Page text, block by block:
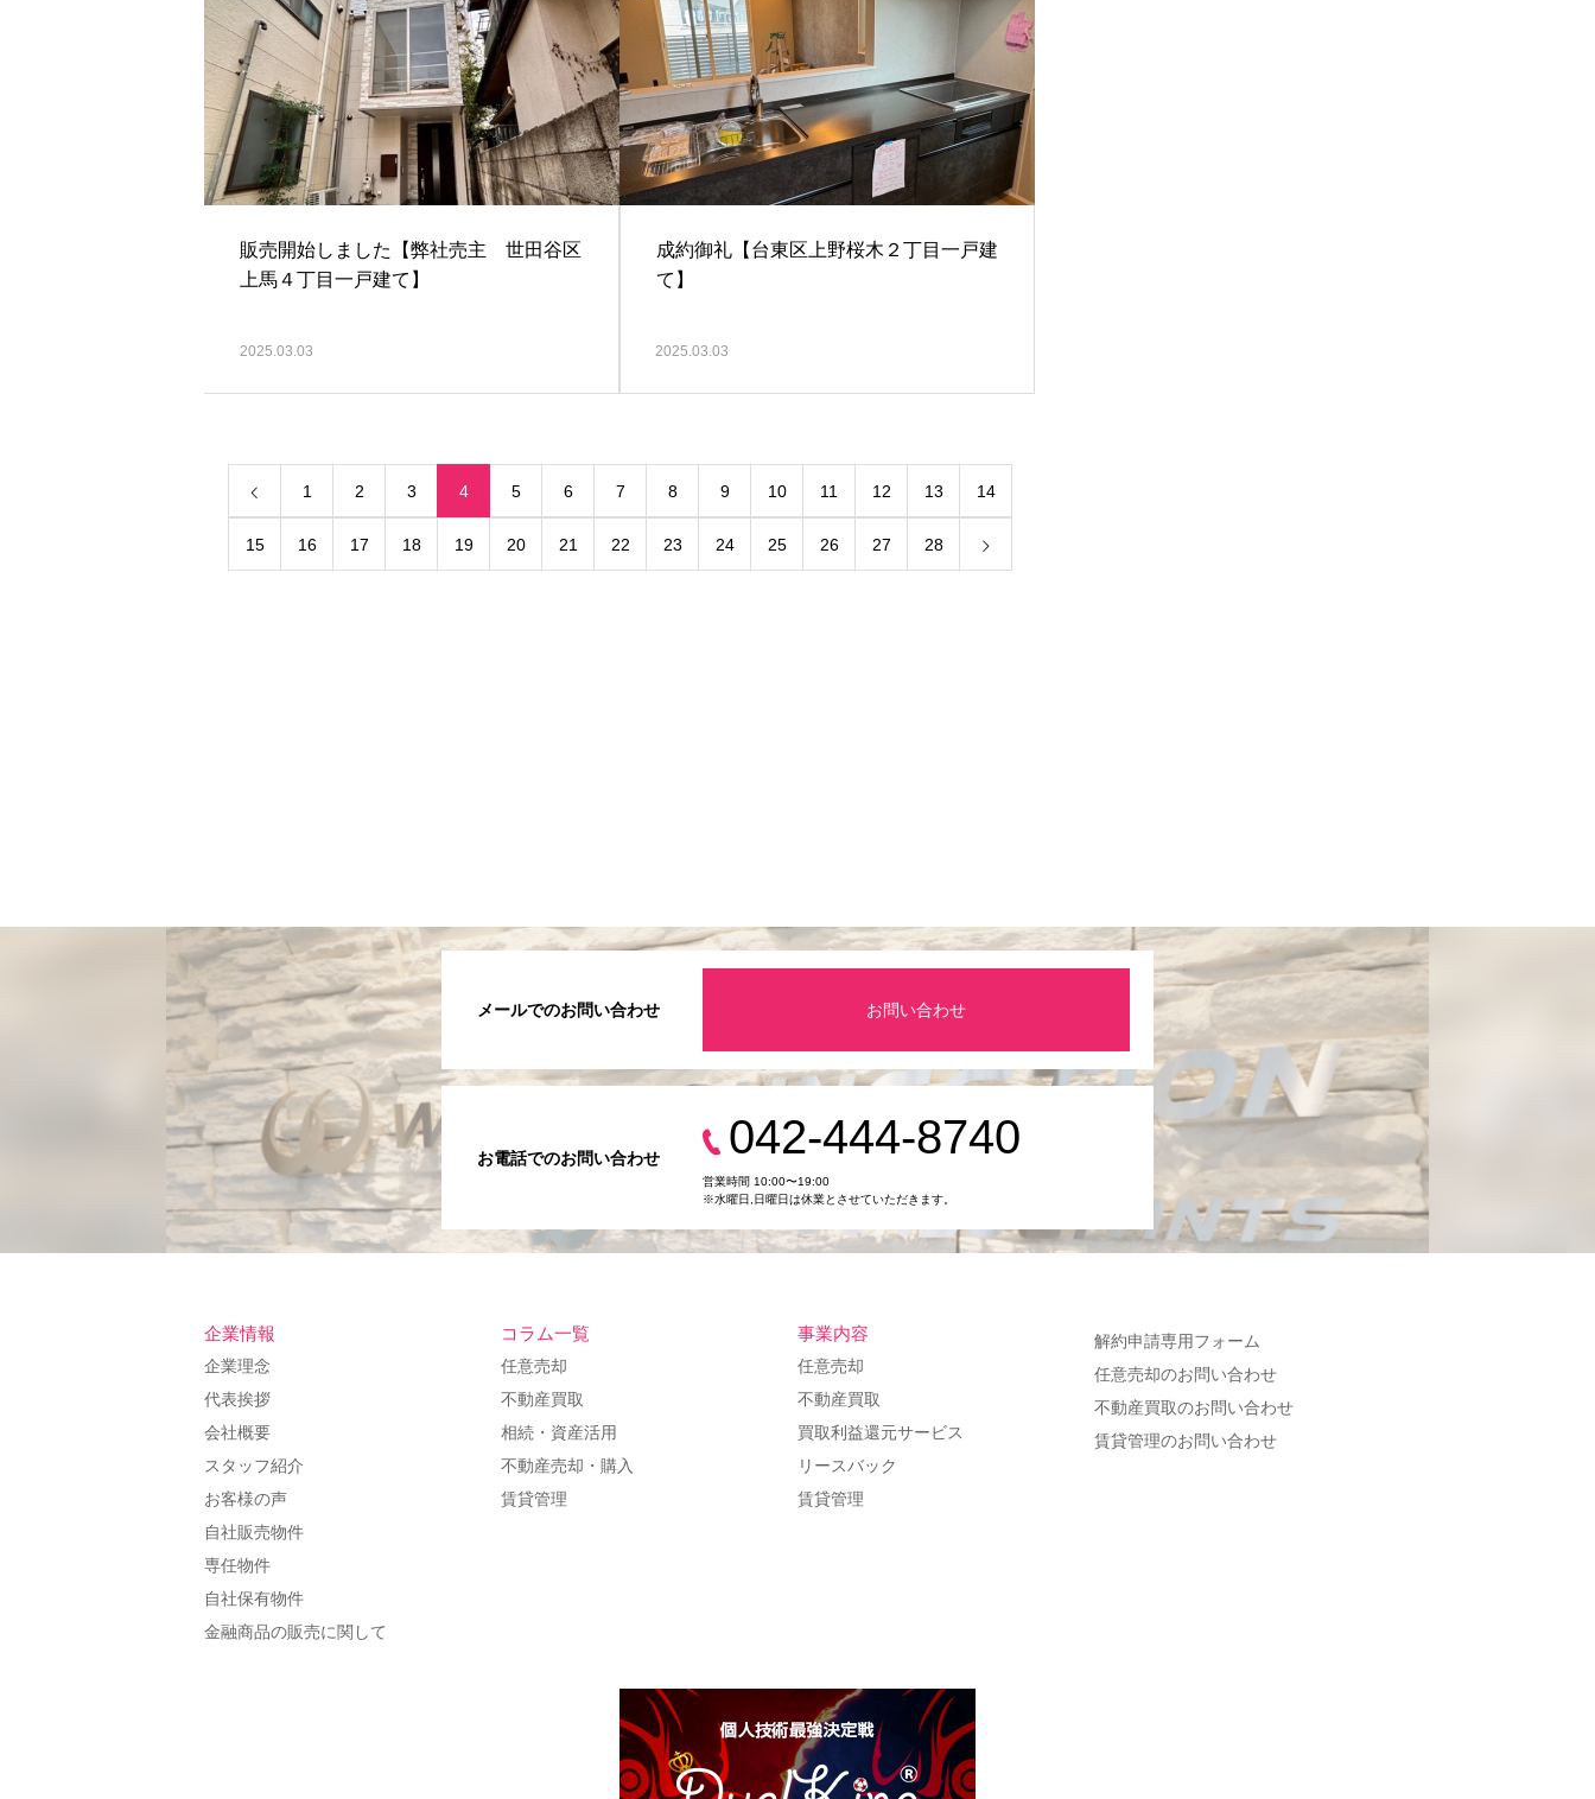
販売開始しました【弊社売主 世田谷区
上馬４丁目一戸建て】
2025.03.03
成約御礼【台東区上野桜木２丁目一戸建
て】
2025.03.03
1 2 3 4 5 6 7 8 9 10 11 12 13 14
15 16 17 18 19 20 21 22 23 24 25 26 27 28
メールでのお問い合わせ お問い合わせ
お電話でのお問い合わせ 042-444-8740
営業時間 10:00〜19:00
※水曜日,⽇曜日は休業とさせていただきます。
企業情報
企業理念
代表挨拶
会社概要
スタッフ紹介
お客様の声
自社販売物件
専任物件
自社保有物件
金融商品の販売に関して
コラム一覧
任意売却
不動産買取
相続・資産活用
不動産売却・購入
賃貸管理
事業内容
任意売却
不動産買取
買取利益還元サービス
リースバック
賃貸管理
解約申請専用フォーム
任意売却のお問い合わせ
不動産買取のお問い合わせ
賃貸管理のお問い合わせ